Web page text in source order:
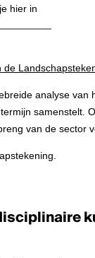
hier in
de
analyse
samenstelt.
van de sector